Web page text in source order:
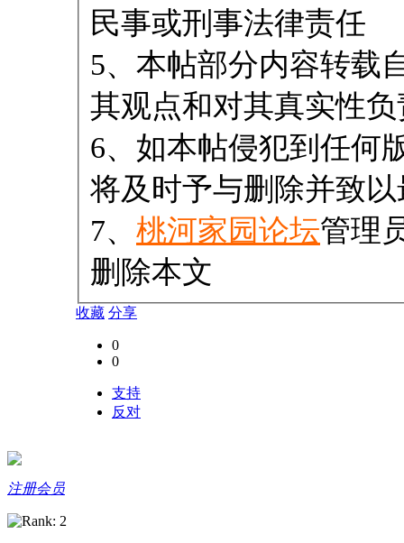
民事或刑事法律责任
5、本帖部分内容转载
其观点和对其真实性负
6、如本帖侵犯到任何
将及时予与删除并致
7、 桃河家园论坛管理
删除本文
收藏 分享
0
0
支持
反对
注册会员